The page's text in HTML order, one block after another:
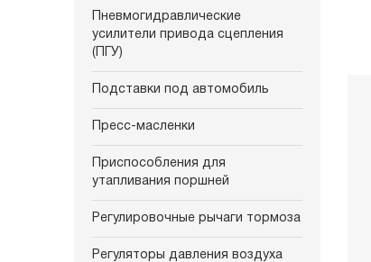
Пневмогидравлические
усилители привода сцепления
(ПГУ)
Подставки под автомобиль
Пресс-масленки
Приспособления для
утапливания поршней
Регулировочные рычаги тормоза
Регуляторы давления воздуха